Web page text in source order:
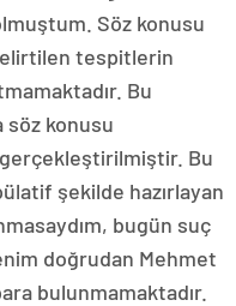
Söz konusu
tespitlerin
Bu
söz konusu
Bu
şekilde hazırlayan
bugün suç
doğrudan Mehmet
bulunmamaktadır.